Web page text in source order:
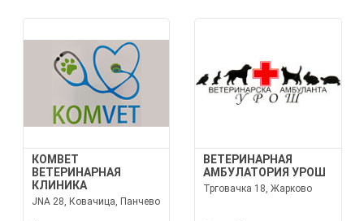
КОМВЕТ
ВЕТЕРИНАРНАЯ
КЛИНИКА
JNA 28, Ковачица, Панчево
ВЕТЕРИНАРНАЯ
АМБУЛАТОРИЯ УРОШ
Трговачка 18, Жарково